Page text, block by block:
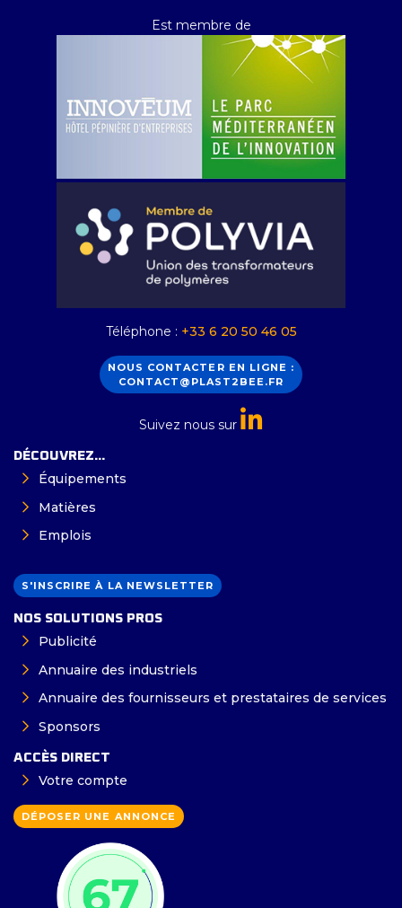
Est membre de
Téléphone : +33 6 20 50 46 05
NOUS CONTACTER EN LIGNE :
CONTACT@PLAST2BEE.FR
Suivez nous sur
DÉCOUVREZ...
Équipements
Matières
Emplois
S'INSCRIRE À LA NEWSLETTER
NOS SOLUTIONS PROS
Publicité
Annuaire des industriels
Annuaire des fournisseurs et prestataires de services
Sponsors
ACCÈS DIRECT
Votre compte
DÉPOSER UNE ANNONCE